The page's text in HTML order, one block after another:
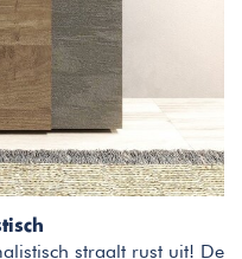
straalt rust uit! De